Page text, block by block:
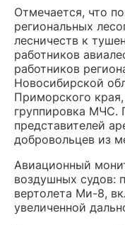
Отмечается, что
региональных
лесничеств к
работников
работников
Новосибирской
Приморского
группировка МЧС.
представителей
добровольцев из
Авиационный
воздушных судов:
вертолета Ми-8,
увеличенной